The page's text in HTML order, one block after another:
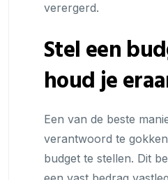
verergerd.
Stel een
houd je
Een van de beste
verantwoord te
budget te stellen. Dit